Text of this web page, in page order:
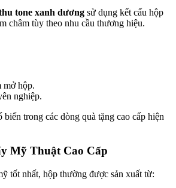
tone xanh dương sử dụng kết cấu hộp
châm tùy theo nhu cầu thương hiệu.
mở hộp.
nghiệp.
trong các dòng quà tặng cao cấp hiện
Mỹ Thuật Cao Cấp
tốt nhất, hộp thường được sản xuất từ: